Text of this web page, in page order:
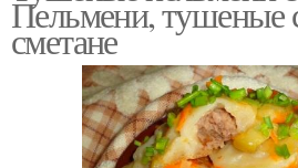
Пельмени, тушеные
сметане